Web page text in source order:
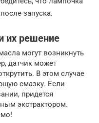
запуска.
их решение
могут возникнуть
датчик может
В этом случае
смазку. Если
придется
экстрактором.